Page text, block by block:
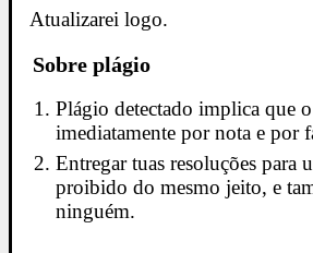
Atualizarei logo.
Sobre plágio
Plágio detectado implica que
imediatamente por nota e por
Entregar tuas resoluções para
proibido do mesmo jeito, e
ninguém.